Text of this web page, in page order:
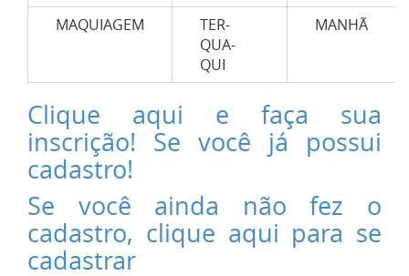
MAQUIAGEM
TER-
QUA-
QUI
MANHÃ
Clique aqui e faça sua
inscrição! Se você já possui
cadastro!
Se você ainda não fez o
cadastro, clique aqui para se
cadastrar